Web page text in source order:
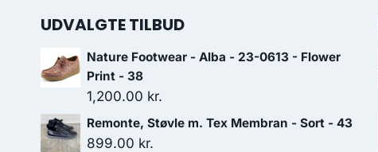
UDVALGTE TILBUD
Nature Footwear - Alba - 23-0613 - Flower
Print - 38
1,200.00 kr.
Remonte, Støvle m. Tex Membran - Sort - 43
899.00 kr.